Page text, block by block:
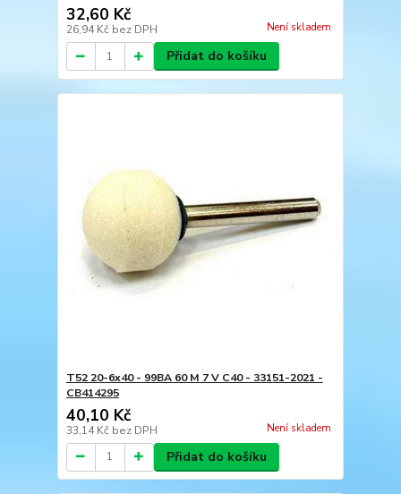
32,60 Kč
26,94 Kč bez DPH Není skladem
Přidat do košíku
T52 20-6x40 - 99BA 60 M 7 V C40 - 33151-2021 -
CB414295
40,10 Kč
33,14 Kč bez DPH Není skladem
Přidat do košíku